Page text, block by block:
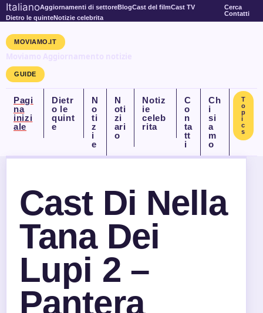
ItalianoAggiornamenti di settoreBlogCast del filmCast TV
Dietro le quinteNotizie celebrita
Cerca
Contatti
MOVIAMO.IT
Moviamo Aggiornamento notizie
GUIDE
Pagi
na
inizi
ale
Dietr
o le
quint
e
N
o
ti
z
i
e
N
oti
zi
ari
o
Notiz
ie
celeb
rita
C
o
n
ta
tt
i
Ch
i
si
a
m
o
T
o
p
i
c
s
Cast Di Nella
Tana Dei
Lupi 2 –
Pantera